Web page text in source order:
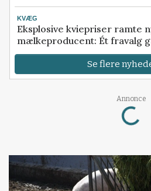
KVÆG
Eksplosive kviepriser ramte
mælkeproducent: Ét fravalg
Se flere
Annonce